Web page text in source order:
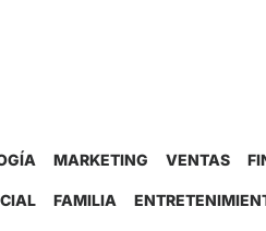
MARKETING VENTAS
FAMILIA